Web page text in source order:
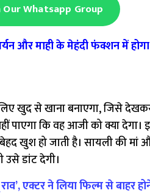
Our Whatsapp Group
और माही के मेहंदी फंक्शन में
से खाना बनाएगा, जिसे देखकर
कि वह आजी को क्या देगा।
हो जाती है। सायली की मां
उसे डांट देगी।
एक्टर ने लिया फिल्म से